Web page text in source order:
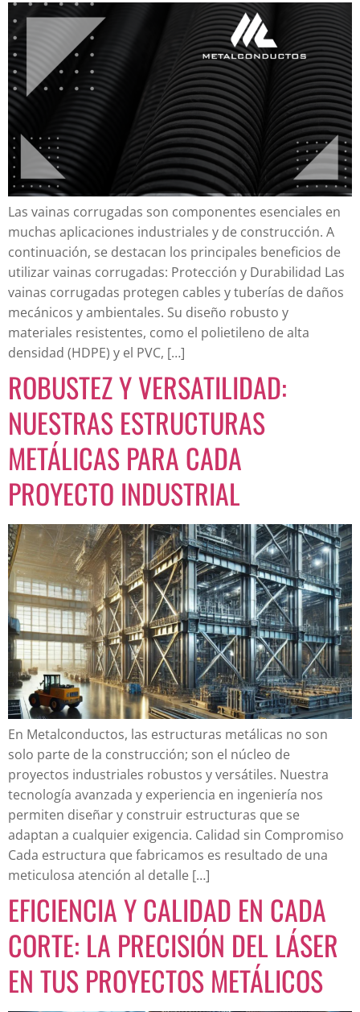
Las vainas corrugadas son componentes esenciales en
muchas aplicaciones industriales y de construcción. A
continuación, se destacan los principales beneficios de
utilizar vainas corrugadas: Protección y Durabilidad Las
vainas corrugadas protegen cables y tuberías de daños
mecánicos y ambientales. Su diseño robusto y
materiales resistentes, como el polietileno de alta
densidad (HDPE) y el PVC, […]
ROBUSTEZ Y VERSATILIDAD:
NUESTRAS ESTRUCTURAS
METÁLICAS PARA CADA
PROYECTO INDUSTRIAL
En Metalconductos, las estructuras metálicas no son
solo parte de la construcción; son el núcleo de
proyectos industriales robustos y versátiles. Nuestra
tecnología avanzada y experiencia en ingeniería nos
permiten diseñar y construir estructuras que se
adaptan a cualquier exigencia. Calidad sin Compromiso
Cada estructura que fabricamos es resultado de una
meticulosa atención al detalle […]
EFICIENCIA Y CALIDAD EN CADA
CORTE: LA PRECISIÓN DEL LÁSER
EN TUS PROYECTOS METÁLICOS